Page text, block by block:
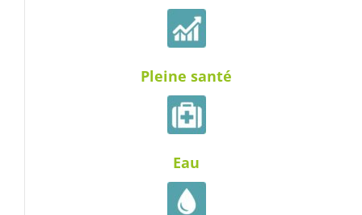
Pleine santé
Eau